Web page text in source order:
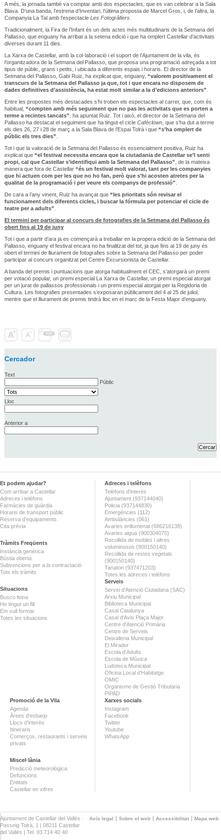
A més, la jornada també va comptar amb dos espectacles, que es van celebrar a la Sala
Blava. D’una banda, l’estrena d’Inventari, l’última proposta de Marcel Gros, i, de l’altra, la
Companyia La Tal amb l’espectacle Les Fotogrâfiers.
Tradicionalment, la Fira de l’Infant és un dels actes més multitudinaris de la Setmana del
Pallasso, que enguany ha arribat a la setena edició i que ha omplert Castellar d’activitats
diverses durant 11 dies.
La Xarxa de Castellar, amb la col·laboració i el suport de l’Ajuntament de la vila, és
l’organitzadora de la Setmana del Pallasso, que proposa una programació adreçada a tot
tipus de públic, grans i petits, i ubicada a diferents espais i horaris. El director de la
Setmana del Pallasso, Gabi Ruiz, ha explicat que, enguany, “valorem positivament el
transcurs de la Setmana del Pallasso ja que, tot i que encara no disposem de
dades definitives d’assistència, ha estat molt similar a la d’edicions anteriors”
Entre les propostes més destacades s’hi troben els espectacles al carrer, que, com és
habitual, “compten amb més seguiment que no pas les activitats que es porten a
terme a recintes tancats” , ha apuntat Ruiz. Tot i això, el director de la Setmana del
Pallasso ha destacat el seguiment que ha tingut el cicle Cafèclown, que s’ha dut a terme
els dies 26, 27 i 28 de març a la Sala Blava de l’Espai Tolrà i que “s’ha omplert de
públic els tres dies”
Tot i que la valoració de la Setmana del Pallasso és essencialment positiva, Ruiz ha
explicat que “el festival necessita encara que la ciutadania de Castellar se’l senti
propi, cal que Castellar s’identifiqui amb la Setmana del Pallasso” , de la mateixa
manera que fora de Castellar “és un festival molt valorat, tant per les companyies
que hi actuen com per les que no ho fan, però que s’hi acosten atretes per la
qualitat de la programació i per veure els companys de professió”
De cara a l’any vinent, Ruiz ha avançat que “les prioritats són revisar el
funcionament dels diferents cicles, i buscar la fórmula per potenciar el cicle de
teatre per a adults”
El termini per participar al concurs de fotografies de la Setmana del Pallasso és
obert fins al 19 de juny
Tot i que a partir d’ara ja es començarà a treballar en la propera edició de la Setmana del
Pallasso, enguany el festival encara no ha finalitzat del tot, ja que fins al 19 de juny és
obert el termini de lliurament de fotografies sobre la Setmana del Pallasso per poder
participar al concurs organitzat pel Centre Excursionista de Castellar.
A banda del premis i puntuacions que atorga habitualment el CEC, s’atorgarà un premi
per votació popular, un premi especial La Xarxa de Castellar, un premi especial atorgat
per un jurat de pallassos professionals i un premi especial atorgat per la Regidoria de
Cultura. Les fotografies presentades s’exposaran públicament del 4 al 25 de juliol,
mentre que el lliurament de premis tindrà lloc en el marc de la Festa Major d’enguany.
Cercador
Text
Públic
Lloc
Anterior a
Et podem ajudar?
Com arribar a Castellar
Adreces i telèfons
Farmàcies de guàrdia
Horaris de transport públic
Reserva d'equipaments
Cita prèvia
Tràmits Freqüents
Instància genèrica
Bústia oberta
Subvencions per a la contractació
Tots els tràmits
Situacions
Busco feina
He tingut un fill
Em vull formar
Totes les situacions
Adreces i telèfons
Telèfons d'interès
Ajuntament (937144040)
Policia (937144830)
Emergències (112)
Ambulàncies (061)
Avaries enllumenat (686216138)
Avaries aigua (900304070)
Recollida de mobles i altres
voluminosos (900150140)
Recollida de restes vegetals
(900150140)
Tanatori (937471203)
Totes les adreces i telèfons
Serveis
Servei d'Atenció Ciutadana (SAC)
Arxiu Municipal
Biblioteca Municipal
Casal Catalunya
Casal d'Avis Plaça Major
Centre d'Atenció Primària
Centre de Serveis
Deixalleria Municipal
El Mirador
Escola d'Adults
Escola de Música
Ludoteca Municipal
Oficina Local d'Habitatge
OMIC
Organisme de Gestió Tributària
PIPAD
Promoció de la Vila
Agenda
Àrees d'esbarjo
Llocs d'interès
Itineraris
Comerços, restaurants i serveis
privats
Miscel·lània
Predicció meteorològica
Defuncions
Entitats
Castellar en xifres
Xarxes socials
Instagram
Facebook
Twitter
Youtube
WhatsApp
Avís legal Sobre el web Accessibilitat Mapa web
Ajuntament de Castellar del Vallès ·
Passeig Tolrà, 1 | 08211 Castellar
del Vallès | Tel. 93 714 40 40